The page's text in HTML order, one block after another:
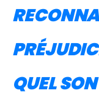
QUEL